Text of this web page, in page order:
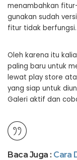
menambahkan
gunakan sudah
fitur tidak berfungsi.
Oleh karena itu
paling baru untuk
lewat play store
yang siap untuk
Galeri aktif dan
Baca Juga : Cara